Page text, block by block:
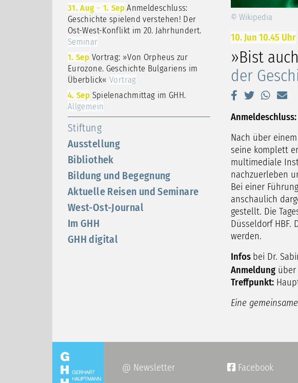
Stiftung
Ausstellung
Bibliothek
Bildung und Begegnung
Aktuelle Reisen und Seminare
West-Ost-Journal
Im GHH
GHH digital
31. Aug – 1. SepAnmeldeschluss:
Geschichte spielend verstehen! Der
Ost-West-Konflikt im 20. Jahrhundert.
Seminar
1. Sep Vortrag: »Von Orpheus zur
Eurozone. Geschichte Bulgariens im
Überblick«Vortrag
4. Sep Spielenachmittag im GHH.
Allgemein
© Wikipedia
10. Jun 10.45 Uhr
»Bist
der
Anmeldeschluss:
Nach über
seine komplett
multimediale
nachzuerleben
Bei einer
anschaulich
gestellt. Die
Düsseldorf HBF.
werden.
Infos bei Dr.
Anmeldungüber
Treffpunkt:
Eine
@ Newsletter  Facebook